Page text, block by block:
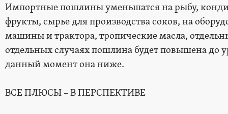
Импортные пошлины уменьшатся на рыбу,
фрукты, сырье для производства соков, на
машины и трактора, тропические масла,
отдельных случаях пошлина будет повышена до
данный момент она ниже.
ВСЕ ПЛЮСЫ – В ПЕРСПЕКТИВЕ